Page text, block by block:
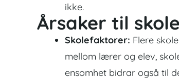
ikke.
Årsaker til
Skolefaktorer: Flere
mellom lærer og elev,
ensomhet bidrar også til